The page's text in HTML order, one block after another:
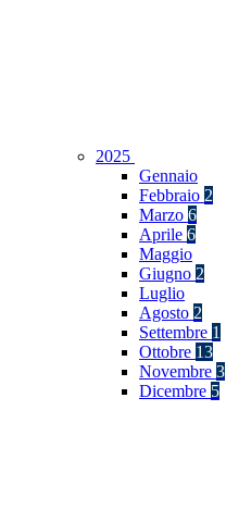
2025
Gennaio
Febbraio 2
Marzo 6
Aprile 6
Maggio
Giugno 2
Luglio
Agosto 2
Settembre 1
Ottobre 13
Novembre 3
Dicembre 5